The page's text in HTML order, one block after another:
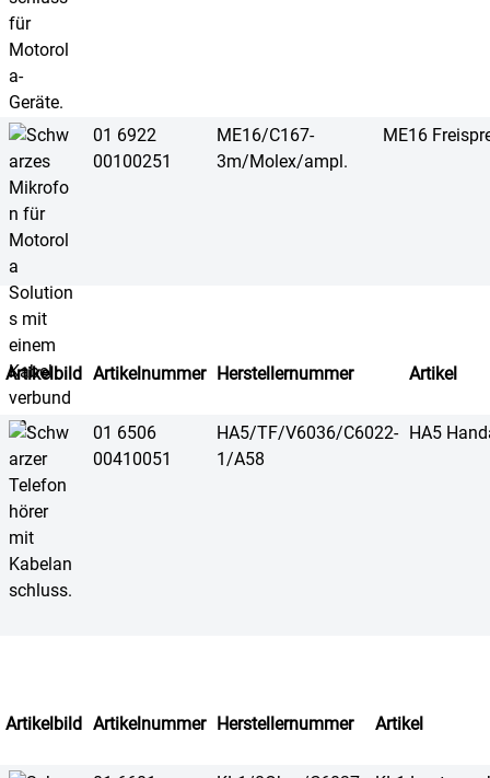
01 6922
00100251
ME16/C167-
3m/Molex/ampl.
ME16
Artikelbild Artikelnummer Herstellernummer Artikel
01 6506
00410051
HA5/TF/V6036/C6022-
1/A58
HA5
Artikelbild Artikelnummer Herstellernummer Artikel